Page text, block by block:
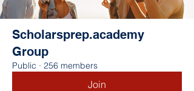
Scholarsprep.academy
Group
Public · 256 members
Join